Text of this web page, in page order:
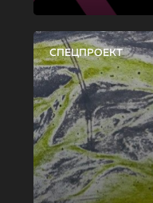
СПЕЦПРОЕКТ